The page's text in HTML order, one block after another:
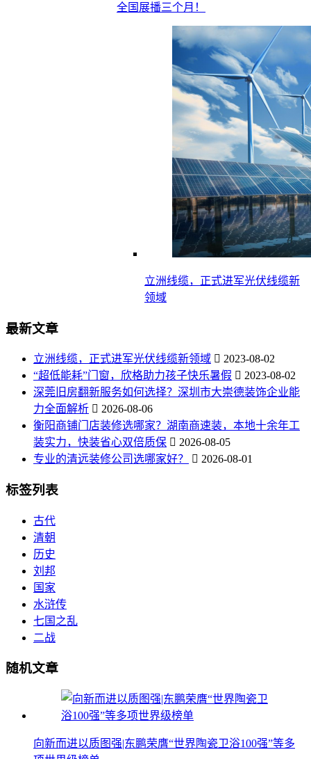
全国展播三个月！
立洲线缆，正式进军光伏线缆新
领域
最新文章
立洲线缆，正式进军光伏线缆新领域
2023-08-02
“超低能耗”门窗，欣格助力孩子快乐暑假
2023-08-02
深莞旧房翻新服务如何选择？深圳市大崇德装饰企业能
力全面解析
2026-08-06
衡阳商铺门店装修选哪家？湖南商速装，本地十余年工
装实力，快装省心双倍质保
2026-08-05
专业的清远装修公司选哪家好？
2026-08-01
标签列表
古代
清朝
历史
刘邦
国家
水浒传
七国之乱
二战
随机文章
向新而进以质图强|东鹏荣膺“世界陶瓷卫浴100强”等多